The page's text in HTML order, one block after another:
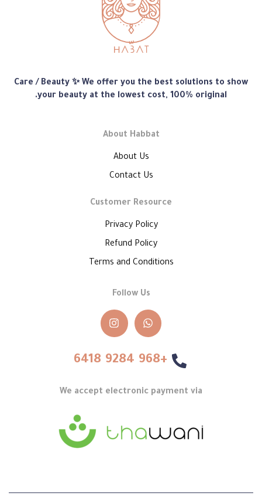
متجر
هبّات
Care / Beauty ✨ We offer you the best solutions to show
your beauty at the lowest cost, 100% original.
About Habbat
About Us
Contact Us
Customer Resource
Privacy Policy
Refund Policy
Terms and Conditions
Follow Us
+968 9284 6418
We accept electronic payment via